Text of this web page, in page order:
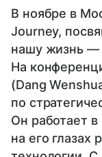
В ноябре в
Journey,
нашу жизнь —
На
(Dang
по
Он работает
на его глазах